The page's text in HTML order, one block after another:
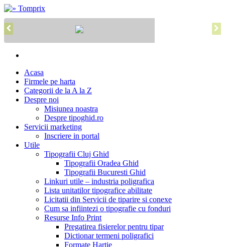
Acasa
Firmele pe harta
Categorii de la A la Z
Despre noi
Misiunea noastra
Despre tipoghid.ro
Servicii marketing
Inscriere in portal
Utile
Tipografii Cluj Ghid
Tipografii Oradea Ghid
Tipografii Bucuresti Ghid
Linkuri utile – industria poligrafica
Lista unitatilor tipografice abilitate
Licitatii din Servicii de tiparire si conexe
Cum sa infiintezi o tipografie cu fonduri
Resurse Info Print
Pregatirea fisierelor pentru tipar
Dictionar termeni poligrafici
Formate Hartie